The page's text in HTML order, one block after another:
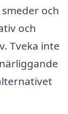
och
och
Tveka inte